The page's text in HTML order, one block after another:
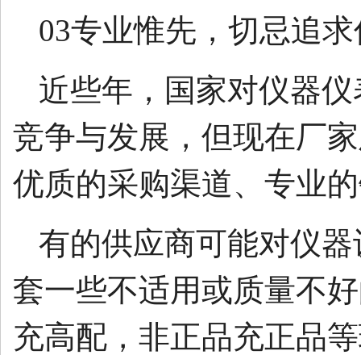
03专业惟先，切忌追
近些年，国家对仪器
竞争与发展，但现在厂
优质的采购渠道、专业
有的供应商可能对仪
套一些不适用或质量不
充高配，非正品充正品